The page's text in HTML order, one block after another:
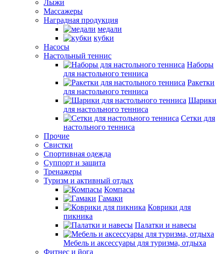
Лыжи
Массажеры
Наградная продукция
медали
кубки
Насосы
Настольный теннис
Наборы
для настольного тенниса
Ракетки
для настольного тенниса
Шарики
для настольного тенниса
Сетки для
настольного тенниса
Прочие
Свистки
Спортивная одежда
Суппорт и защита
Тренажеры
Туризм и активный отдых
Компасы
Гамаки
Коврики для
пикника
Палатки и навесы
Мебель и аксессуары для туризма, отдыха
Фитнес и йога